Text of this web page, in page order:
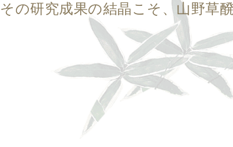
その研究成果の結晶こそ、山野草